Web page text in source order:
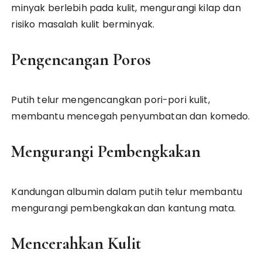
minyak berlebih pada kulit, mengurangi kilap dan
risiko masalah kulit berminyak.
Pengencangan Poros
Putih telur mengencangkan pori-pori kulit,
membantu mencegah penyumbatan dan komedo.
Mengurangi Pembengkakan
Kandungan albumin dalam putih telur membantu
mengurangi pembengkakan dan kantung mata.
Mencerahkan Kulit